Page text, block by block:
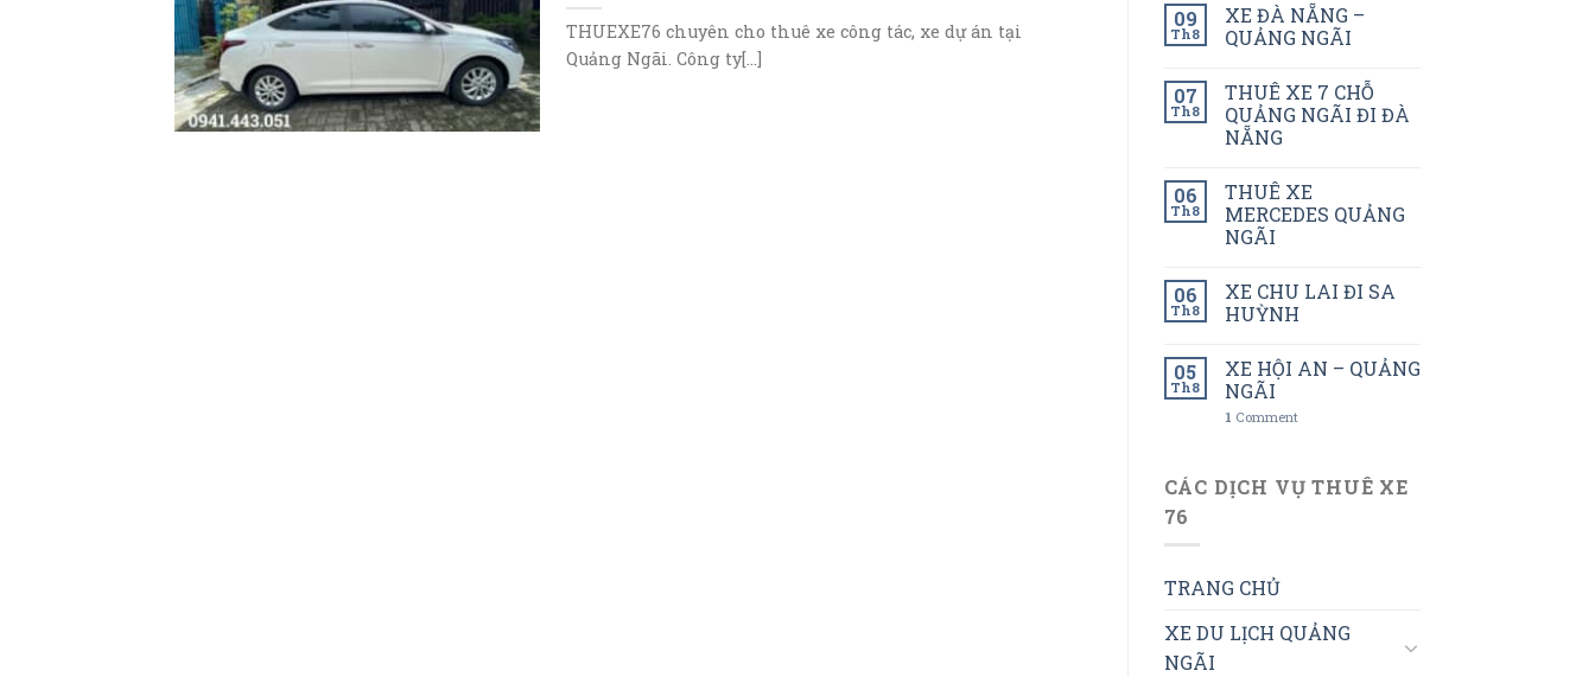
THUEXE76 chuyên cho thuê xe công tác, xe dự án tại
Quảng Ngãi. Công ty[...]
09
Th8
XE ĐÀ NẴNG –
QUẢNG NGÃI
07
Th8
THUÊ XE 7 CHỖ
QUẢNG NGÃI ĐI ĐÀ
NẴNG
06
Th8
THUÊ XE
MERCEDES QUẢNG
NGÃI
06
Th8
XE CHU LAI ĐI SA
HUỲNH
05
Th8
XE HỘI AN – QUẢNG
NGÃI
1 Comment
CÁC DỊCH VỤ THUÊ XE
76
TRANG CHỦ
XE DU LỊCH QUẢNG
NGÃI